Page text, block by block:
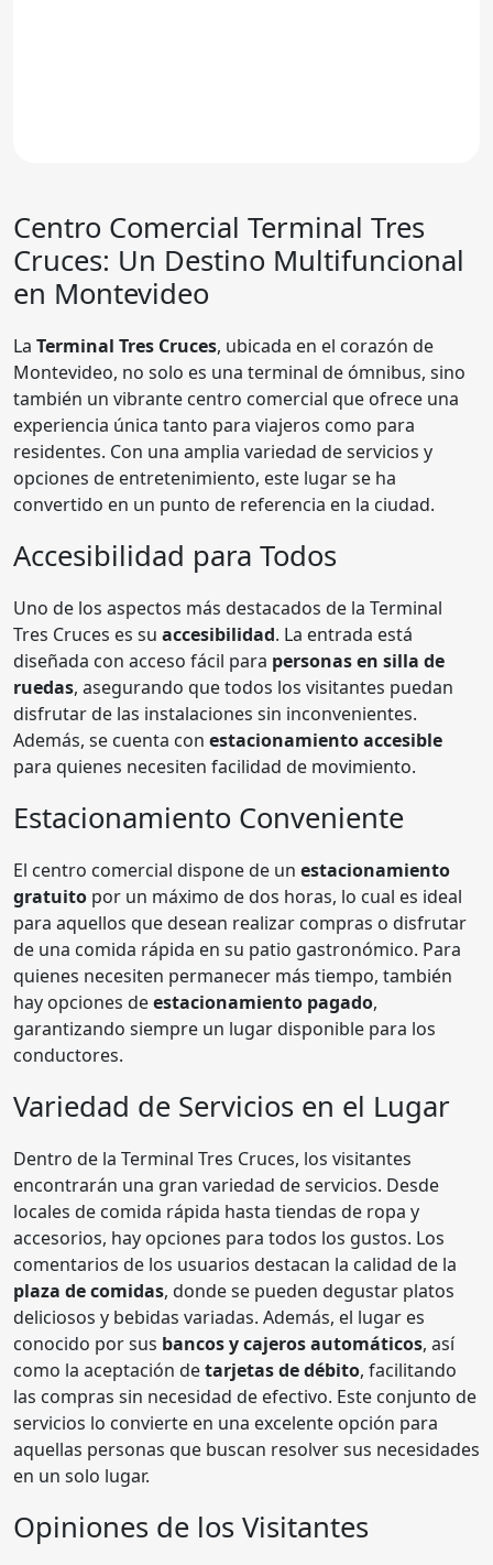
Centro Comercial Terminal Tres
Cruces: Un Destino Multifuncional
en Montevideo
La Terminal Tres Cruces, ubicada en el corazón de
Montevideo, no solo es una terminal de ómnibus, sino
también un vibrante centro comercial que ofrece una
experiencia única tanto para viajeros como para
residentes. Con una amplia variedad de servicios y
opciones de entretenimiento, este lugar se ha
convertido en un punto de referencia en la ciudad.
Accesibilidad para Todos
Uno de los aspectos más destacados de la Terminal
Tres Cruces es su accesibilidad. La entrada está
diseñada con acceso fácil para personas en silla de
ruedas, asegurando que todos los visitantes puedan
disfrutar de las instalaciones sin inconvenientes.
Además, se cuenta con estacionamiento accesible
para quienes necesiten facilidad de movimiento.
Estacionamiento Conveniente
El centro comercial dispone de un estacionamiento
gratuito por un máximo de dos horas, lo cual es ideal
para aquellos que desean realizar compras o disfrutar
de una comida rápida en su patio gastronómico. Para
quienes necesiten permanecer más tiempo, también
hay opciones deestacionamiento pagado,
garantizando siempre un lugar disponible para los
conductores.
Variedad de Servicios en el Lugar
Dentro de la Terminal Tres Cruces, los visitantes
encontrarán una gran variedad de servicios. Desde
locales de comida rápida hasta tiendas de ropa y
accesorios, hay opciones para todos los gustos. Los
comentarios de los usuarios destacan la calidad de la
plaza de comidas, donde se pueden degustar platos
deliciosos y bebidas variadas. Además, el lugar es
conocido por sus bancos y cajeros automáticos, así
como la aceptación detarjetas de débito, facilitando
las compras sin necesidad de efectivo. Este conjunto de
servicios lo convierte en una excelente opción para
aquellas personas que buscan resolver sus necesidades
en un solo lugar.
Opiniones de los Visitantes